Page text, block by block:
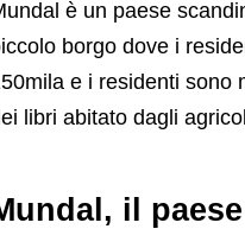
è un paese
borgo dove i
e i residenti sono
libri abitato dagli
il